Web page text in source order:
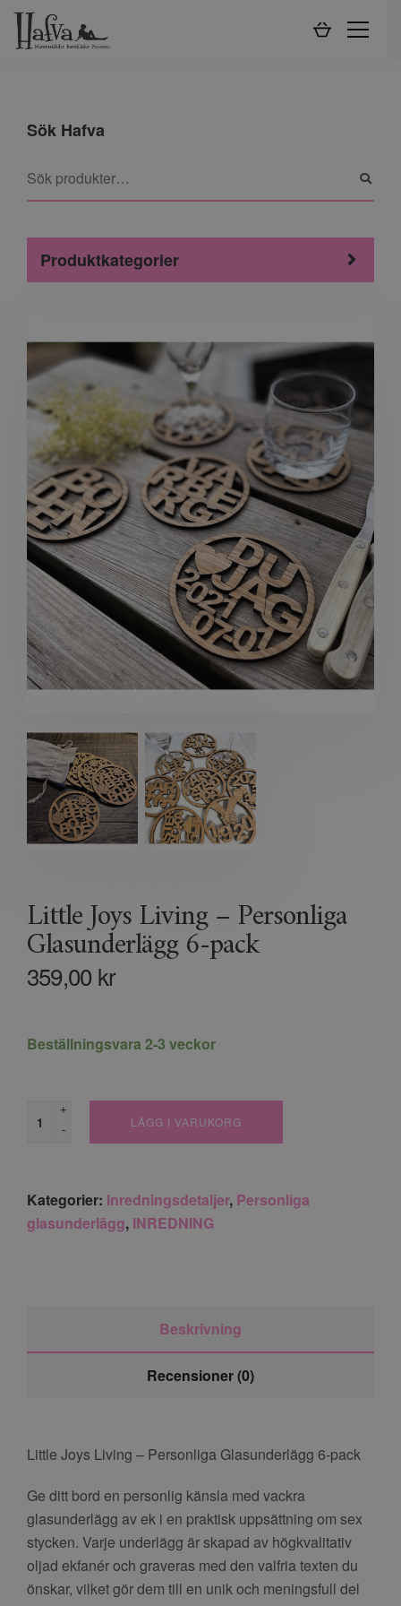
Sök Hafva
Produktkategorier
Little Joys Living – Personliga
Glasunderlägg 6-pack
359,00 kr
Beställningsvara 2-3 veckor
+
-
LÄGG I VARUKORG
Kategorier: Inredningsdetaljer, Personliga
glasunderlägg, INREDNING
Beskrivning
Recensioner (0)
Little Joys Living – Personliga Glasunderlägg 6-pack
Ge ditt bord en personlig känsla med vackra
glasunderlägg av ek i en praktisk uppsättning om sex
stycken. Varje underlägg är skapad av högkvalitativ
oljad ekfanér och graveras med den valfria texten du
önskar, vilket gör dem till en unik och meningsfull del